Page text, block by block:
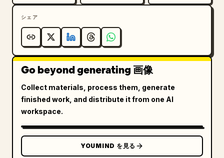
シェア
Go beyond generating 画像
Collect materials, process them, generate
finished work, and distribute it from one AI
workspace.
YOUMIND を見る